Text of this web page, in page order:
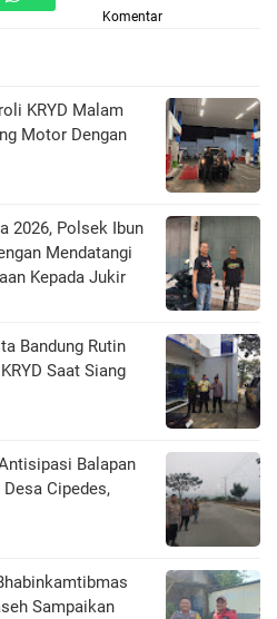
Komentar
KRYD Malam
Motor Dengan
2026, Polsek Ibun
Mendatangi
Kepada Jukir
Bandung Rutin
Saat Siang
Balapan
Cipedes,
Sampaikan